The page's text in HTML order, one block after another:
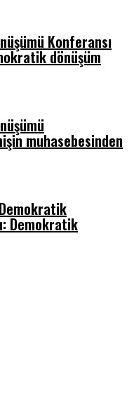
Konferansı
dönüşüm
muhasebesinden
Demokratik